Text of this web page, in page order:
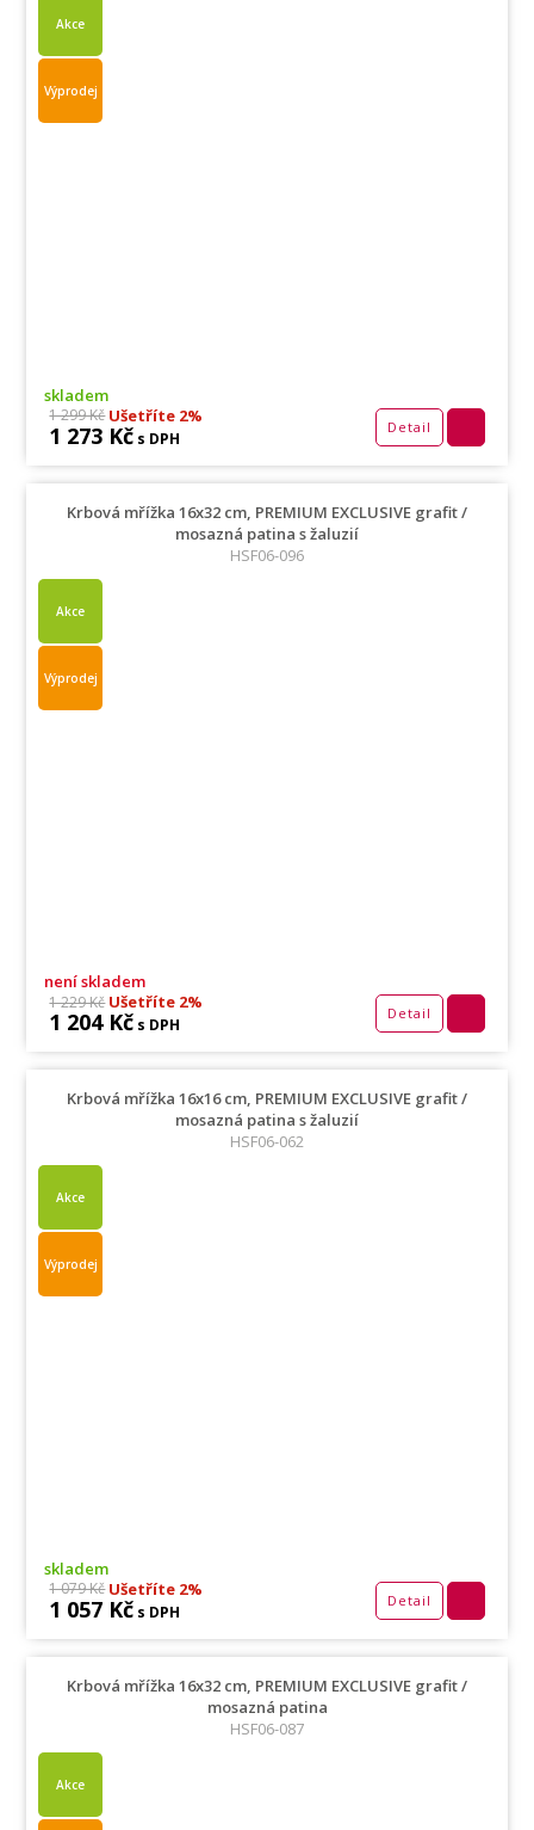
Akce
Výprodej
skladem
1 299 KčUšetříte 2%
1 273 Kč s DPH
Detail
Krbová mřížka 16x32 cm, PREMIUM EXCLUSIVE grafit /
mosazná patina s žaluzií
HSF06-096
Akce
Výprodej
není skladem
1 229 KčUšetříte 2%
1 204 Kč s DPH
Detail
Krbová mřížka 16x16 cm, PREMIUM EXCLUSIVE grafit /
mosazná patina s žaluzií
HSF06-062
Akce
Výprodej
skladem
1 079 KčUšetříte 2%
1 057 Kč s DPH
Detail
Krbová mřížka 16x32 cm, PREMIUM EXCLUSIVE grafit /
mosazná patina
HSF06-087
Akce